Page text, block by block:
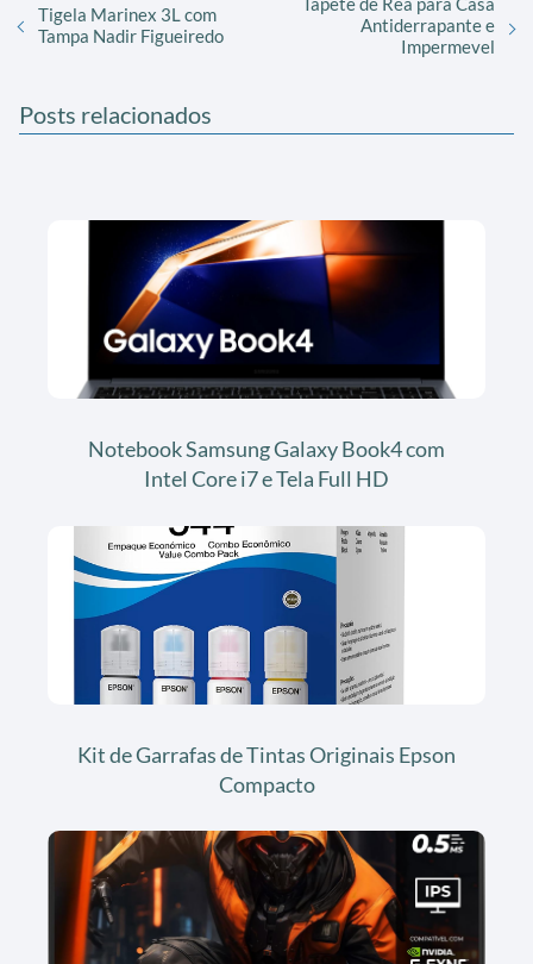
Tigela Marinex 3L com
Tampa Nadir Figueiredo
Antiderrapante e
Impermevel
Posts relacionados
Notebook Samsung Galaxy Book4 com
Intel Core i7 e Tela Full HD
Kit de Garrafas de Tintas Originais Epson
Compacto